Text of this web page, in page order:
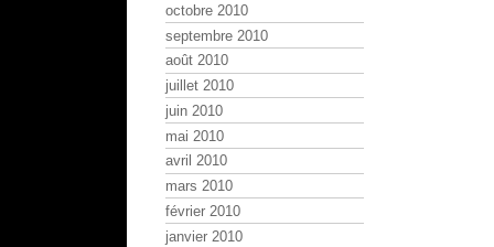
octobre 2010
septembre 2010
août 2010
juillet 2010
juin 2010
mai 2010
avril 2010
mars 2010
février 2010
janvier 2010